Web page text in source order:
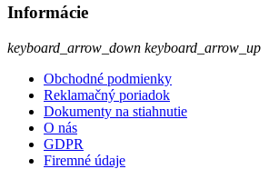
Informácie
keyboard_arrow_down keyboard_arrow_up
Obchodné podmienky
Reklamačný poriadok
Dokumenty na stiahnutie
O nás
GDPR
Firemné údaje